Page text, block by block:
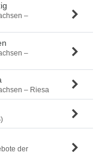
–
–
– Riesa
der